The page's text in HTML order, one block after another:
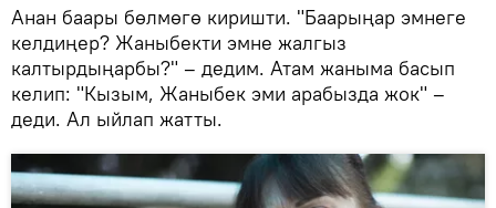
Анан баары бөлмөгө киришти. "Баарыңар эмнеге
келдиңер? Жаныбекти эмне жалгыз
калтырдыңарбы?" – дедим. Атам жаныма басып
келип: "Кызым, Жаныбек эми арабызда жок" –
деди. Ал ыйлап жатты.